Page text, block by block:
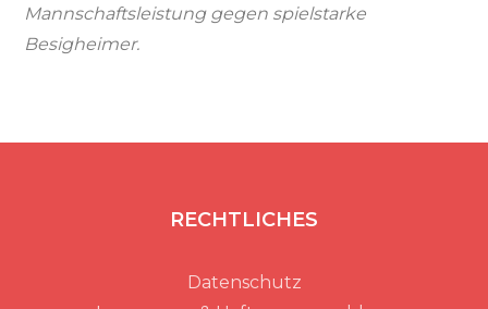
Mannschaftsleistung gegen spielstarke
Besigheimer.
RECHTLICHES
Datenschutz